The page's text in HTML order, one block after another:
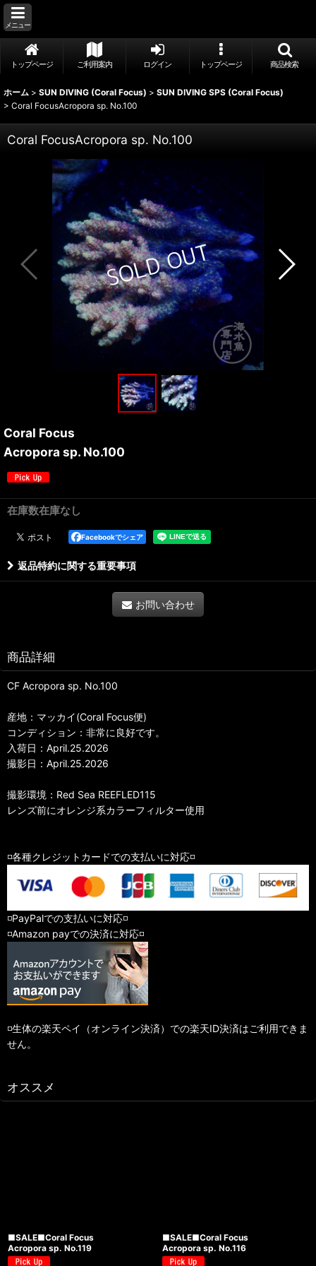
メニュー
トップページ ご利用案内 ログイン トップページ 商品検索
ホーム > SUN DIVING (Coral Focus) > SUN DIVING SPS (Coral Focus)
> Coral FocusAcropora sp. No.100
Coral FocusAcropora sp. No.100
Coral Focus
Acropora sp. No.100
在庫数在庫なし
Facebookでシェア
返品特約に関する重要事項
お問い合わせ
商品詳細
CF Acropora sp. No.100
産地：マッカイ(Coral Focus便)
コンディション：非常に良好です。
入荷日：April.25.2026
撮影日：April.25.2026
撮影環境：Red Sea REEFLED115
レンズ前にオレンジ系カラーフィルター使用
◽️各種クレジットカードでの支払いに対応◽️
◽️PayPalでの支払いに対応◽️
◽️Amazon payでの決済に対応◽️
◽️生体の楽天ペイ（オンライン決済）での楽天ID決済はご利用できま
せん。
オススメ
■SALE■Coral Focus
Acropora sp. No.119
■SALE■Coral Focus
Acropora sp. No.116